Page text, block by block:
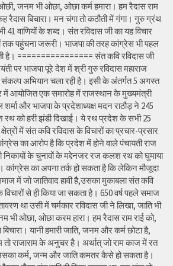
जनम भी ओछा, ओछा कर्म हमारा। हम रैदास राम
रैदास बिचारा। मन चंगा तो कठौती में गंगा। गुरु ग्रंथ
41 वाणियों के शब्द। संत रविदास जी का यह विचार
तक पहुंचना जरूरी। भाजपा की तरह कांग्रेस भी पहल
है। ================ संत कवि रविदास जी
पर भाजपा पूरे देश में श्री गुरु रविदास महाराज
अभियान चला रही है। इसी के अंतर्गत 5 अगस्त
में आयोजित एक समारोह में राजस्थान के मुख्यमंत्री
और भाजपा के प्रदेशाध्यक्ष मदन राठौड़ ने 245
को हरी झंडी दिखाई। ये रथ प्रदेश के सभी 25
में संत कवि रविदास के विचारों का प्रचार-प्रसार
का आरोप है कि प्रदेश में होने वाले पंचायती राज
के चुनावों के मद्देनजर रज कलश रथ को घुमाया
कांग्रेस का अपना तर्क हो सकता है कि लेकिन मौजूदा
में जो जातिवाद हावी है,उसका मुकाबला संत कवि
विचारों से ही किया जा सकता है। 650 वर्ष पहले समाज
था उसी में चर्मकार रविदास जी ने लिखा, जाति भी
भी ओछा, ओछा करम हारा। हम रैदास राम राई को,
यानी हमारी जाति, जनम और कर्म छोटा है,
राजाराम के अनुचर है। अर्थात् जो राम काज में रत
कर्म, जन्म और जाति कमतर कैसे हो सकता है।